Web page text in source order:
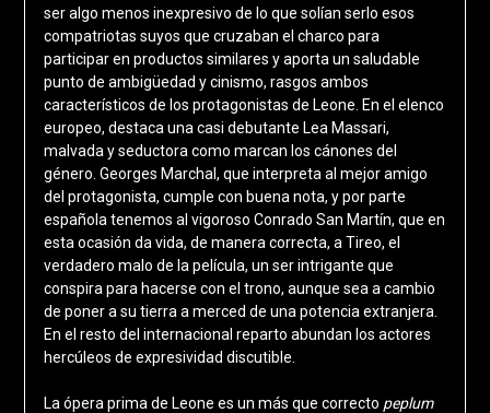
ser algo menos inexpresivo de lo que solían serlo esos
compatriotas suyos que cruzaban el charco para
participar en productos similares y aporta un saludable
punto de ambigüedad y cinismo, rasgos ambos
característicos de los protagonistas de Leone. En el elenco
europeo, destaca una casi debutante Lea Massari,
malvada y seductora como marcan los cánones del
género. Georges Marchal, que interpreta al mejor amigo
del protagonista, cumple con buena nota, y por parte
española tenemos al vigoroso Conrado San Martín, que en
esta ocasión da vida, de manera correcta, a Tireo, el
verdadero malo de la película, un ser intrigante que
conspira para hacerse con el trono, aunque sea a cambio
de poner a su tierra a merced de una potencia extranjera.
En el resto del internacional reparto abundan los actores
hercúleos de expresividad discutible.
La ópera prima de Leone es un más que correcto peplum